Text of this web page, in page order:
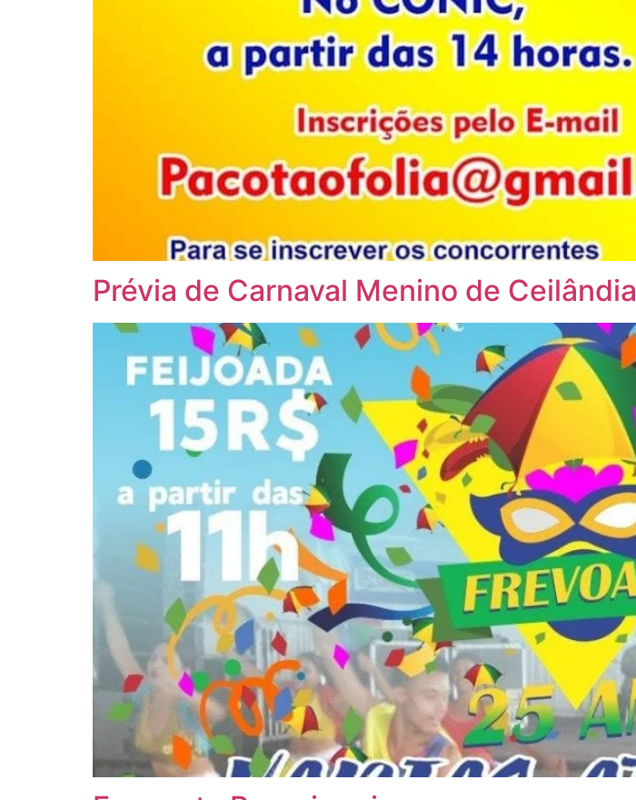
Prévia de Carnaval Menino de Ceilândia